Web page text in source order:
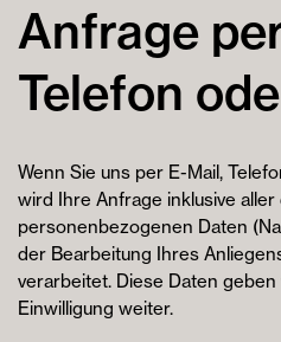
Anfrage
Telefon
Wenn Sie uns per E-Mail,
wird Ihre Anfrage inklusive
personenbezogenen Daten
der Bearbeitung Ihres
verarbeitet. Diese Daten
Einwilligung weiter.